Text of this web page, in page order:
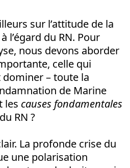
sur l’attitude de la
l’égard du RN. Pour
nous devons aborder
celle qui
– toute la
de Marine
les causes fondamentales
RN ?
La profonde crise du
une polarisation